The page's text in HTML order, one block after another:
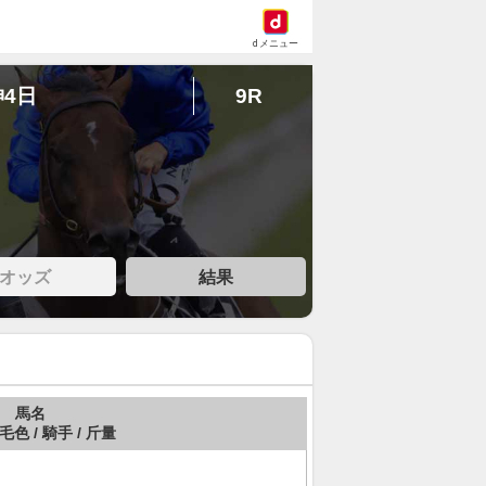
dメニュー
日 9R
オッズ 結果
馬名
色 / 騎手 / 斤量